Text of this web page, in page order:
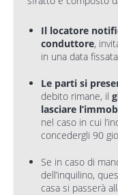
Il locatore
conduttore,
in una data
Le parti si
debito rimane, il
lasciare
nel caso in cui
concedergli 90
Se in caso di
dell’inquilino,
casa si passerà